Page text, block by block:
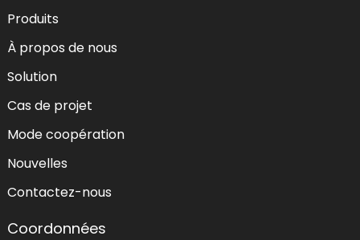
Produits
À propos de nous
Solution
Cas de projet
Mode coopération
Nouvelles
Contactez-nous
Coordonnées